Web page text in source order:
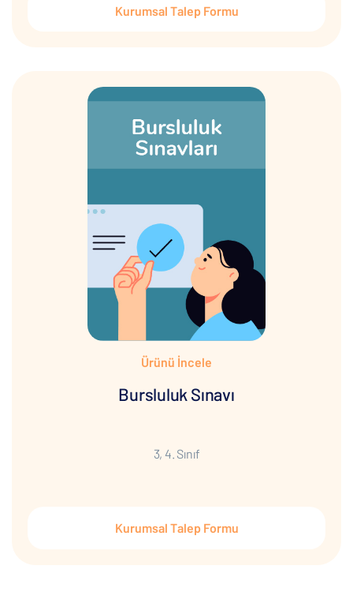
Kurumsal Talep Formu
Ürünü İncele
Bursluluk Sınavı
3, 4. Sınıf
Kurumsal Talep Formu